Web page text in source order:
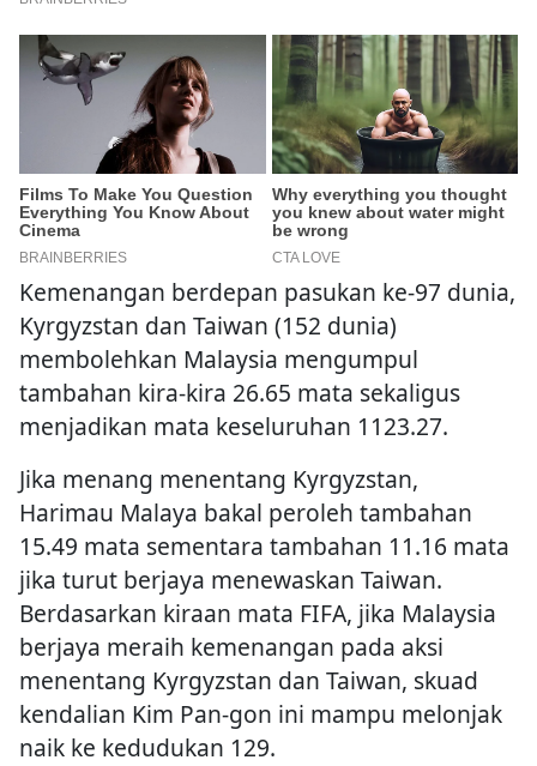
Kemenangan berdepan pasukan ke-97 dunia,
Kyrgyzstan dan Taiwan (152 dunia)
membolehkan Malaysia mengumpul
tambahan kira-kira 26.65 mata sekaligus
menjadikan mata keseluruhan 1123.27.
Jika menang menentang Kyrgyzstan,
Harimau Malaya bakal peroleh tambahan
15.49 mata sementara tambahan 11.16 mata
jika turut berjaya menewaskan Taiwan.
Berdasarkan kiraan mata FIFA, jika Malaysia
berjaya meraih kemenangan pada aksi
menentang Kyrgyzstan dan Taiwan, skuad
kendalian Kim Pan-gon ini mampu melonjak
naik ke kedudukan 129.